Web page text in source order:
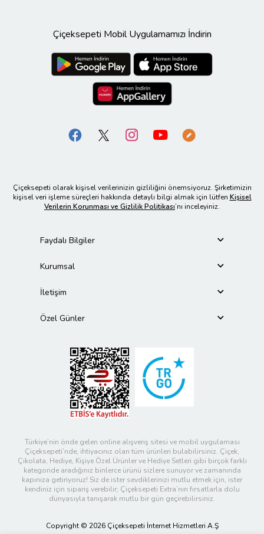
Çiçeksepeti Mobil Uygulamamızı İndirin
Çiçeksepeti olarak kişisel verilerinizin gizliliğini önemsiyoruz. Şirketimizin
kişisel veri işleme süreçleri hakkında detaylı bilgi almak için lütfen Kişisel
Verilerin Korunması ve Gizlilik Politikası’nı inceleyiniz.
Faydalı Bilgiler
Kurumsal
İletişim
Özel Günler
Türkiye’nin önde gelen online alışveriş sitesi ve mobil uygulaması
Çiçeksepeti’nde, ihtiyacınız olan tüm ürünleri bulabilirsiniz. Çiçek,
Çikolata, Hediye, Kişiye Özel Ürünler ve Hediye Setleri gibi birçok farklı
kategoride aradığınız binlerce ürünü sizlere sunuyor ve zamanında
kapınıza getiriyoruz! Siz de ister sevdiklerinizi mutlu etmek için, ister
kendiniz için sipariş verebilir; Çiçeksepeti Extra’nın fırsatlarla dolu
dünyasıyla tanışarak mutlu bir gün geçirebilirsiniz.
Copyright © 2026 Çiçeksepeti İnternet Hizmetleri A.Ş